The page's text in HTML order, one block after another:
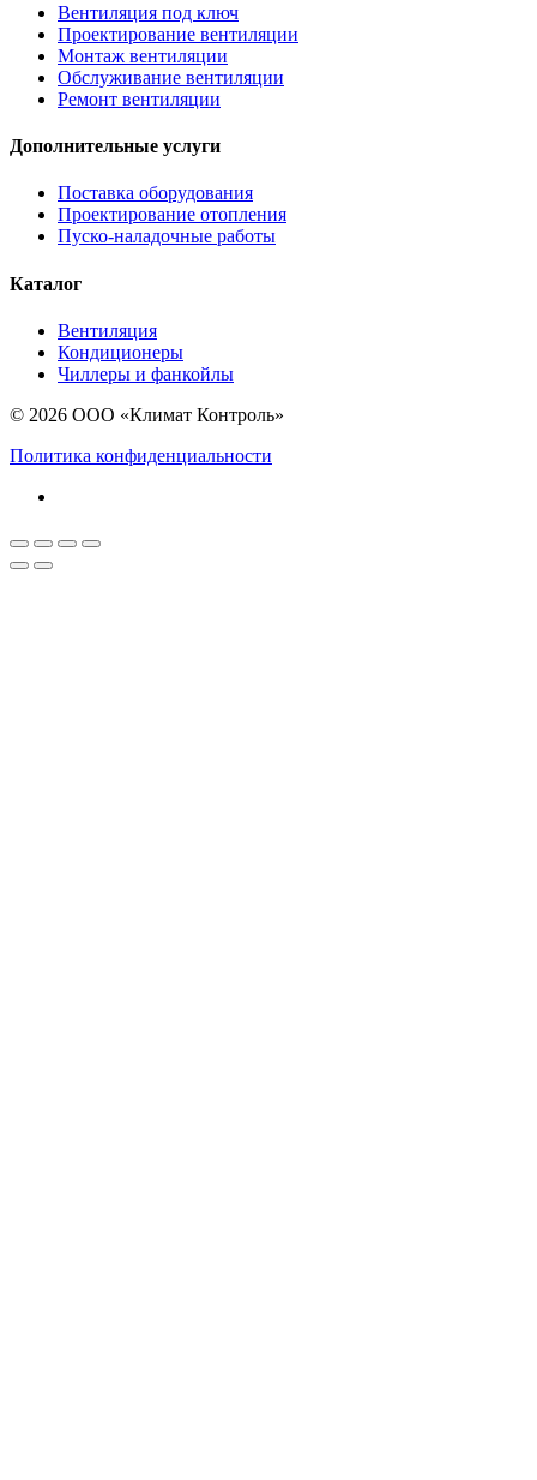
Вентиляция под ключ
Проектирование вентиляции
Монтаж вентиляции
Обслуживание вентиляции
Ремонт вентиляции
Дополнительные услуги
Поставка оборудования
Проектирование отопления
Пуско-наладочные работы
Каталог
Вентиляция
Кондиционеры
Чиллеры и фанкойлы
© 2026 ООО «Климат Контроль»
Политика конфиденциальности